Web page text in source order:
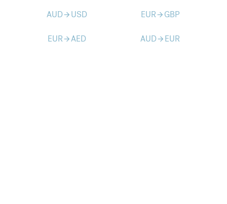
AUDarrow_forward USD EURarrow_forward GBP
EURarrow_forwardAED AUDarrow_forward EUR